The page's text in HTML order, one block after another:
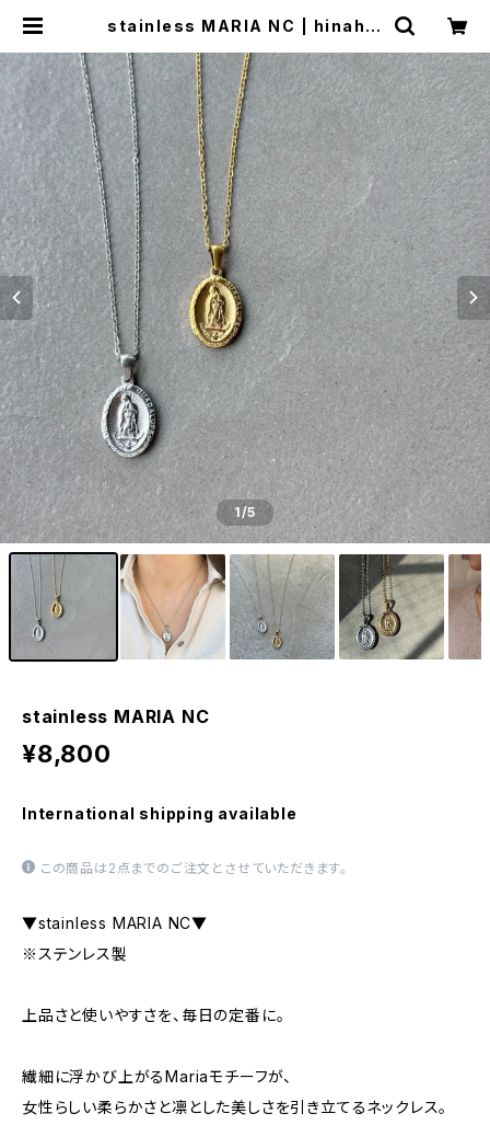
stainless MARIA NC | hinahin
1/5
stainless MARIA NC
¥8,800
International shipping available
この商品は2点までのご注文とさせていただきます。
▼stainless MARIA NC▼
※ステンレス製
上品さと使いやすさを、毎日の定番に。
繊細に浮かび上がるMariaモチーフが、
女性らしい柔らかさと凛とした美しさを引き立てるネックレス。